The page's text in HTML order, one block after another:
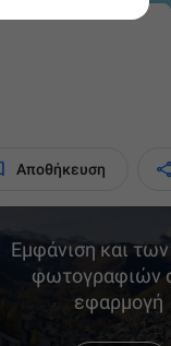
Αποθήκευση
Εμφάνιση και
φωτογραφιών
εφαρμογή